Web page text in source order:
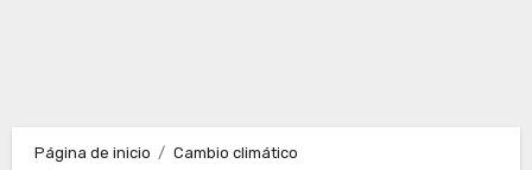
Página de inicio
Cambio climático